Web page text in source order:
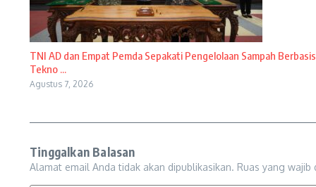
TNI AD dan Empat Pemda Sepakati Pengelolaan Sampah Berbasis
Tekno ...
Agustus 7, 2026
Tinggalkan Balasan
Alamat email Anda tidak akan dipublikasikan. Ruas yang wajib